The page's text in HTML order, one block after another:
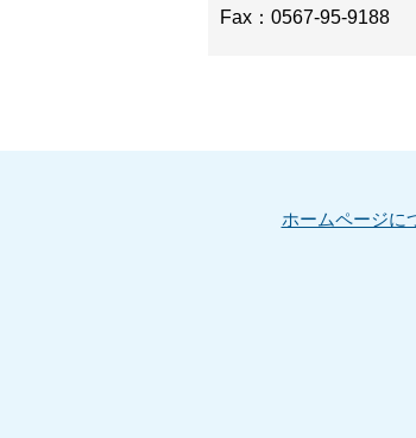
Fax：0567-95-9188
ホームページに